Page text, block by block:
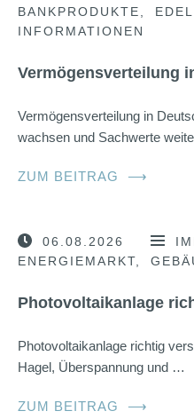
BANKPRODUKTE
INFORMATIONEN
Vermögensverteilung
Vermögensverteilung in
wachsen und Sachwerte
ZUM BEITRAG ⟶
06.08.2026
ENERGIEMARKT
Photovoltaikanlage
Photovoltaikanlage richtig
Hagel, Überspannung und …
ZUM BEITRAG ⟶